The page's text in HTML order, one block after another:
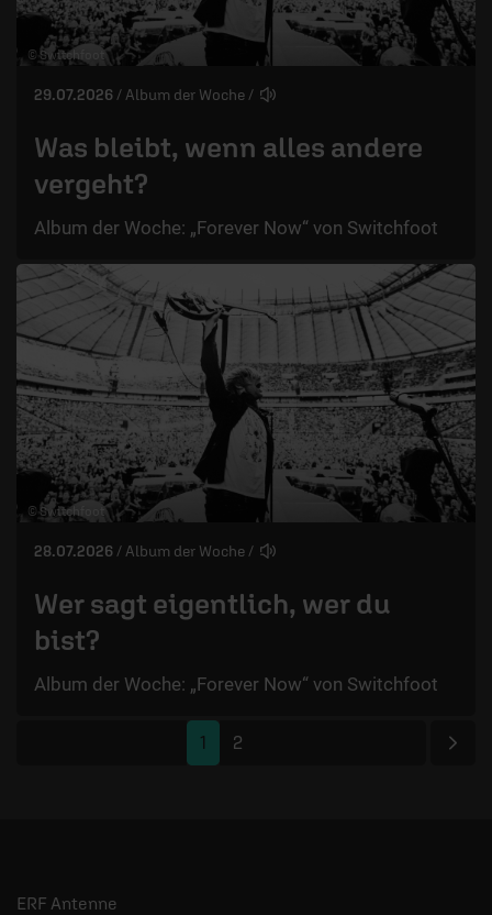
© Switchfoot
29.07.2026 / Album der Woche /
Was bleibt, wenn alles andere
vergeht?
Album der Woche: „Forever Now“ von Switchfoot
© Switchfoot
28.07.2026/ Album der Woche/
Wer sagt eigentlich, wer du
bist?
Album der Woche: „Forever Now“ von Switchfoot
1 2
ERF Antenne